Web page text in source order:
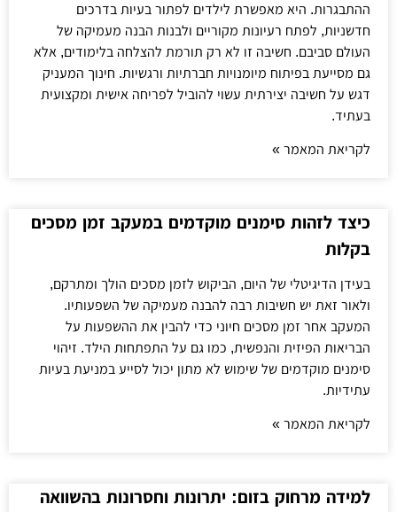
ההתבגרות. היא מאפשרת לילדים לפתור בעיות בדרכים
חדשניות, לפתח רעיונות מקוריים ולבנות הבנה מעמיקה של
העולם סביבם. חשיבה זו לא רק תורמת להצלחה בלימודים, אלא
גם מסייעת בפיתוח מיומנויות חברתיות ורגשיות. חינוך המעניק
דגש על חשיבה יצירתית עשוי להוביל לפריחה אישית ומקצועית
בעתיד.
לקריאת המאמר »
כיצד לזהות סימנים מוקדמים במעקב זמן מסכים
בקלות
בעידן הדיגיטלי של היום, הביקוש לזמן מסכים הולך ומתרקם,
ולאור זאת יש חשיבות רבה להבנה מעמיקה של השפעותיו.
המעקב אחר זמן מסכים חיוני כדי להבין את ההשפעות על
הבריאות הפיזית והנפשית, כמו גם על התפתחות הילד. זיהוי
סימנים מוקדמים של שימוש לא מתון יכול לסייע במניעת בעיות
עתידיות.
לקריאת המאמר »
למידה מרחוק בזום: יתרונות וחסרונות בהשוואה